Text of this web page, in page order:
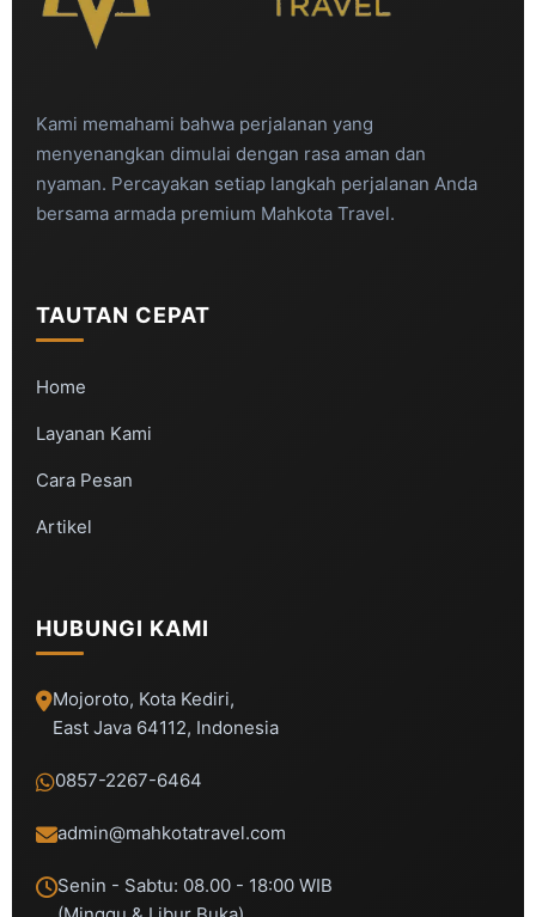
Kami memahami bahwa perjalanan yang
menyenangkan dimulai dengan rasa aman dan
nyaman. Percayakan setiap langkah perjalanan Anda
bersama armada premium Mahkota Travel.
TAUTAN CEPAT
Home
Layanan Kami
Cara Pesan
Artikel
HUBUNGI KAMI
Mojoroto, Kota Kediri,
East Java 64112, Indonesia
0857-2267-6464
admin@mahkotatravel.com
Senin - Sabtu: 08.00 - 18:00 WIB